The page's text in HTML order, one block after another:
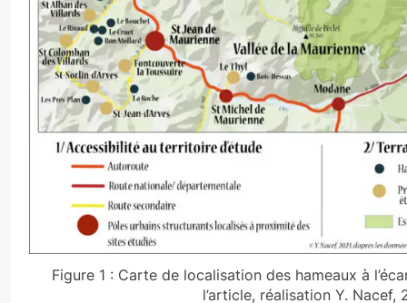
Figure 1 : Carte de localisation des hameaux à
l’article, réalisation Y. Nacef,